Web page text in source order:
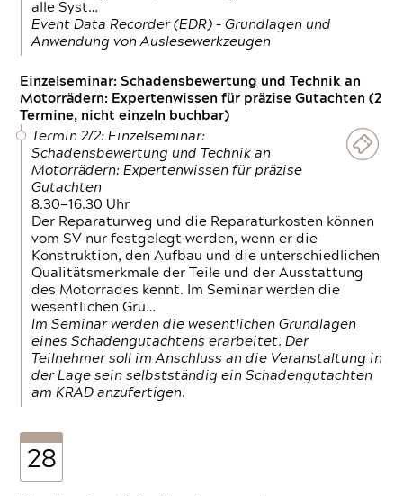
alle Syst…
Event Data Recorder (EDR) – Grundlagen und
Anwendung von Auslesewerkzeugen
Einzelseminar: Schadensbewertung und Technik an
Motorrädern: Expertenwissen für präzise Gutachten (2
Termine, nicht einzeln buchbar)
Termin 2/2: Einzelseminar:
Schadensbewertung und Technik an
Motorrädern: Expertenwissen für präzise
Gutachten
8.30—16.30 Uhr
Der Reparaturweg und die Reparaturkosten können
vom SV nur festgelegt werden, wenn er die
Konstruktion, den Aufbau und die unterschiedlichen
Qualitätsmerkmale der Teile und der Ausstattung
des Motorrades kennt. Im Seminar werden die
wesentlichen Gru…
Im Seminar werden die wesentlichen Grundlagen
eines Schadengutachtens erarbeitet. Der
Teilnehmer soll im Anschluss an die Veranstaltung in
der Lage sein selbstständig ein Schadengutachten
am KRAD anzufertigen.
28